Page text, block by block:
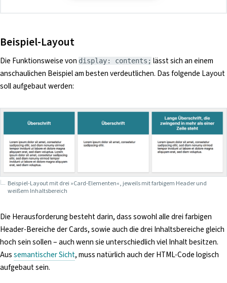
Beispiel-Layout
Die Funktionsweise von display: contents; lässt sich an einem
anschaulichen Beispiel am besten verdeutlichen. Das folgende Layout
soll aufgebaut werden:
Beispiel-Layout mit drei »Card-Elementen«, jeweils mit farbigem Header und
weißem Inhaltsbereich
Die Herausforderung besteht darin, dass sowohl alle drei farbigen
Header-Bereiche der Cards, sowie auch die drei Inhaltsbereiche gleich
hoch sein sollen – auch wenn sie unterschiedlich viel Inhalt besitzen.
Aussemantischer Sicht, muss natürlich auch der HTML-Code logisch
aufgebaut sein.